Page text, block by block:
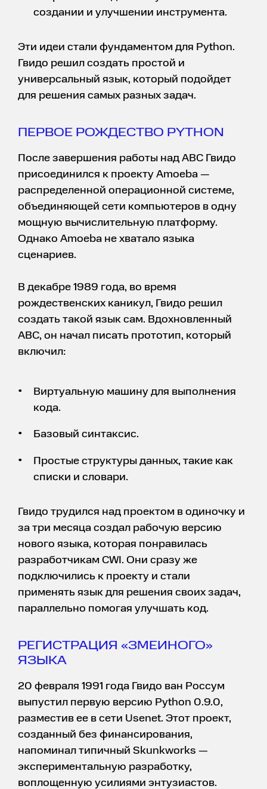
создании и улучшении инструмента.
Эти идеи стали фундаментом для Python.
Гвидо решил создать простой и
универсальный язык, который подойдет
для решения самых разных задач.
ПЕРВОЕ РОЖДЕСТВО PYTHON
После завершения работы над ABC Гвидо
присоединился к проекту Amoeba —
распределенной операционной системе,
объединяющей сети компьютеров в одну
мощную вычислительную платформу.
Однако Amoeba не хватало языка
сценариев.
В декабре 1989 года, во время
рождественских каникул, Гвидо решил
создать такой язык сам. Вдохновленный
ABC, он начал писать прототип, который
включил:
Виртуальную машину для выполнения
кода.
Базовый синтаксис.
Простые структуры данных, такие как
списки и словари.
Гвидо трудился над проектом в одиночку и
за три месяца создал рабочую версию
нового языка, которая понравилась
разработчикам CWI. Они сразу же
подключились к проекту и стали
применять язык для решения своих задач,
параллельно помогая улучшать код.
РЕГИСТРАЦИЯ «ЗМЕИНОГО»
ЯЗЫКА
20 февраля 1991 года Гвидо ван Россум
выпустил первую версию Python 0.9.0,
разместив ее в сети Usenet. Этот проект,
созданный без финансирования,
напоминал типичный Skunkworks —
экспериментальную разработку,
воплощенную усилиями энтузиастов.